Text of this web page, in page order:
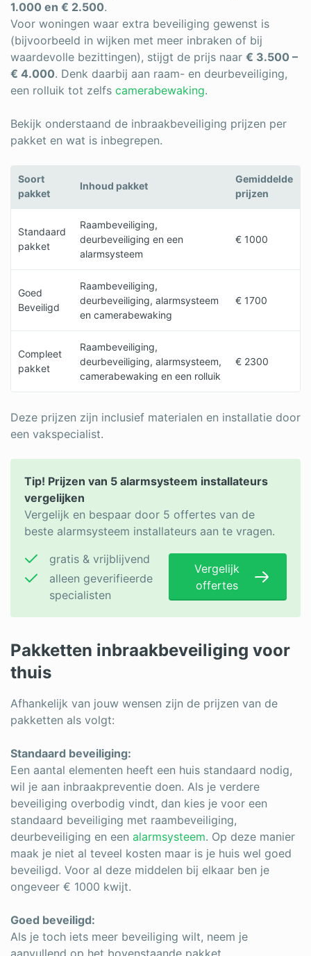
1.000 en € 2.500.
Voor woningen waar extra beveiliging gewenst is
(bijvoorbeeld in wijken met meer inbraken of bij
waardevolle bezittingen), stijgt de prijs naar € 3.500 –
€ 4.000. Denk daarbij aan raam- en deurbeveiliging,
een rolluik tot zelfs camerabewaking.
Bekijk onderstaand de inbraakbeveiliging prijzen per
pakket en wat is inbegrepen.
Soort
pakket
Inhoud pakket
Gemiddelde
prijzen
Standaard
pakket
Raambeveiliging,
deurbeveiliging en een
alarmsysteem
€ 1000
Goed
Beveiligd
Raambeveiliging,
deurbeveiliging, alarmsysteem
en camerabewaking
€ 1700
Compleet
pakket
Raambeveiliging,
deurbeveiliging, alarmsysteem,
camerabewaking en een rolluik
€ 2300
Deze prijzen zijn inclusief materialen en installatie door
een vakspecialist.
Tip! Prijzen van 5 alarmsysteem installateurs
vergelijken
Vergelijk en bespaar door 5 offertes van de
beste alarmsysteem installateurs aan te vragen.
gratis & vrijblijvend
alleen geverifieerde
specialisten
Vergelijk
offertes
Pakketten inbraakbeveiliging voor
thuis
Afhankelijk van jouw wensen zijn de prijzen van de
pakketten als volgt:
Standaard beveiliging:
Een aantal elementen heeft een huis standaard nodig,
wil je aan inbraakpreventie doen. Als je verdere
beveiliging overbodig vindt, dan kies je voor een
standaard beveiliging met raambeveiliging,
deurbeveiliging en een alarmsysteem. Op deze manier
maak je niet al teveel kosten maar is je huis wel goed
beveiligd. Voor al deze middelen bij elkaar ben je
ongeveer € 1000 kwijt.
Goed beveiligd:
Als je toch iets meer beveiliging wilt, neem je
aanvullend op het bovenstaande pakket